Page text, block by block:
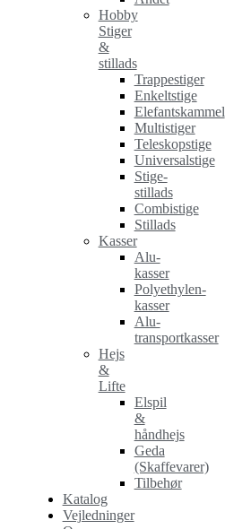
Hobby
Stiger
&
stillads
Trappestiger
Enkeltstige
Elefantskammel
Multistiger
Teleskopstige
Universalstige
Stige-
stillads
Combistige
Stillads
Kasser
Alu-
kasser
Polyethylen-
kasser
Alu-
transportkasser
Hejs
&
Lifte
Elspil
&
håndhejs
Geda
(Skaffevarer)
Tilbehør
Katalog
Vejledninger